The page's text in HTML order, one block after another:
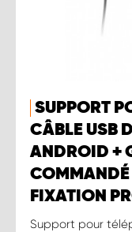
SUPPORT
CÂBLE USB
ANDROID +
COMMANDÉ
FIXATION
Support pour